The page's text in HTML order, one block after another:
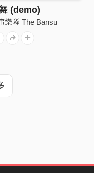
(demo)
樂隊 The Bansu